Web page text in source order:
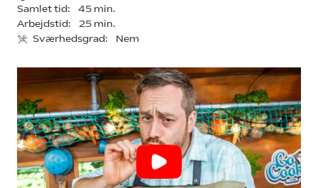
Samlet tid:
45 min.
Arbejdstid:
25 min.
Sværhedsgrad:
Nem